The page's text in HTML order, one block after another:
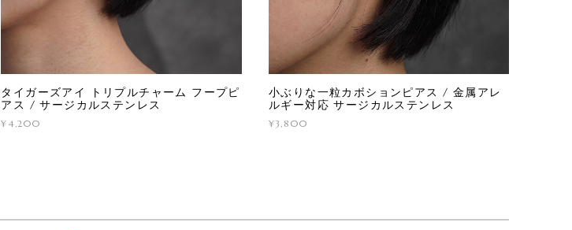
タイガーズアイ トリプルチャーム フープピ
アス / サージカルステンレス
¥4,200
小ぶりな一粒カボションピアス / 金属アレ
ルギー対応 サージカルステンレス
¥3,800